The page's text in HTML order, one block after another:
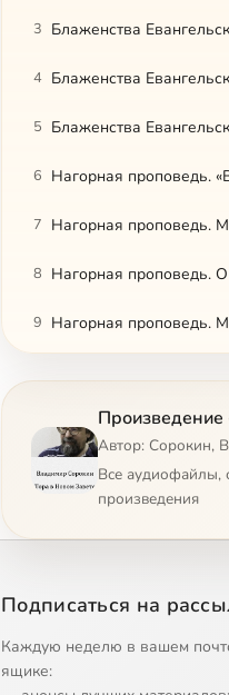
3 Блаженства
4 Блаженства
5 Блаженства
6 Нагорная проповедь.
7 Нагорная проповедь.
8 Нагорная проповедь.
9 Нагорная проповедь.
Нагорная проповедь.
12 Нагорная проповедь.
15 Нагорная проповедь.
16 Нагорная проповедь.
Произведение
Автор: Сорокин,
Все аудиофайлы,
произведения
Подписаться на
Каждую неделю в вашем
ящике: